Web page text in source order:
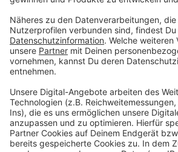
Weitere Meldungen aus
Anzeige
Leverkusener Kampagne gegen
Änderungen beim Empfang von Radio
Ermittlungen nach Einsatz an
Anzeige